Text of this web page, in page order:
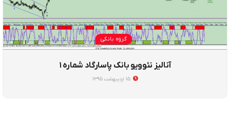
گروه بانکی
آنالیز نئوویو بانک پاسارگاد شماره ۱
۱۵ اردیبهشت ۱۳۹۵